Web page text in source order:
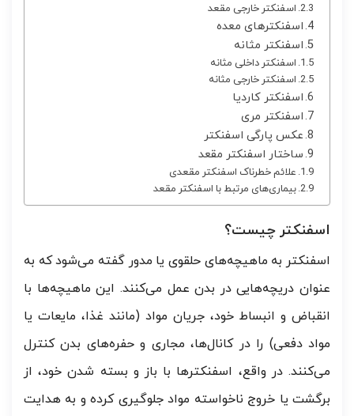
اسفنکتر خارجی مقعد
اسفنکترهای معده
اسفنکتر مثانه
اسفنکتر داخلی مثانه
اسفنکتر خارجی مثانه
اسفنکتر کاردیا
اسفنکتر مری
عکس پارگی اسفنکتر
ساختار اسفنکتر مقعد
علائم خطرناک اسفنکتر مقعدی
بیماری‌های مرتبط با اسفنکتر مقعد
اسفنکتر چیست؟
اسفنکتر به ماهیچه‌های حلقوی یا مدور گفته می‌شود که به
عنوان دریچه‌هایی در بدن عمل می‌کنند. این ماهیچه‌ها با
انقباض و انبساط خود، جریان مواد (مانند غذا، مایعات یا
مواد دفعی) را در کانال‌ها، مجاری و حفره‌های بدن کنترل
می‌کنند. در واقع، اسفنکترها با باز و بسته شدن خود، از
برگشت یا خروج ناخواسته مواد جلوگیری کرده و به هدایت